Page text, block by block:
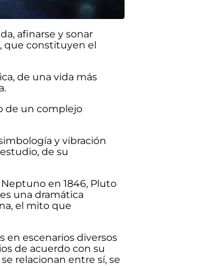
afinarse y sonar
que constituyen el
de una vida más
de un complejo
y vibración
de su
Neptuno en 1846, Pluto
una dramática
el mito que
en escenarios diversos
de acuerdo con su
relacionan entre sí, se